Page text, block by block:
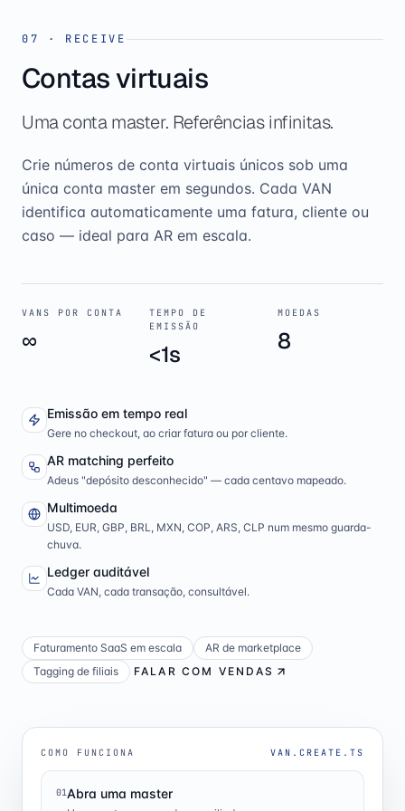
07 · RECEIVE
Contas virtuais
Uma conta master. Referências infinitas.
Crie números de conta virtuais únicos sob uma
única conta master em segundos. Cada VAN
identifica automaticamente uma fatura, cliente ou
caso — ideal para AR em escala.
VANS POR CONTA
∞
TEMPO DE
EMISSÃO
<1s
MOEDAS
8
Emissão em tempo real
Gere no checkout, ao criar fatura ou por cliente.
AR matching perfeito
Adeus "depósito desconhecido" — cada centavo mapeado.
Multimoeda
USD, EUR, GBP, BRL, MXN, COP, ARS, CLP num mesmo guarda-
chuva.
Ledger auditável
Cada VAN, cada transação, consultável.
Faturamento SaaS em escala
AR de marketplace
Tagging de filiais
FALAR COM VENDAS
COMO FUNCIONA VAN.CREATE.TS
01Abra uma master